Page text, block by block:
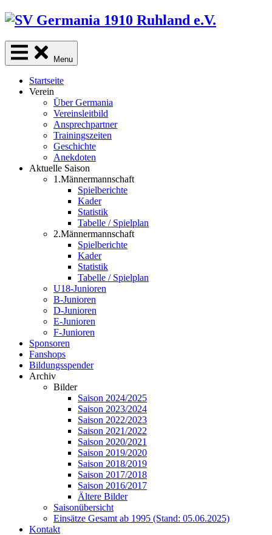
Skip
content
Menu
Startseite
Verein
Über Germania
Vereinsleitbild
Ansprechpartner
Trainingszeiten
Geschichte
Anekdoten
Aktuelle Saison
1.Männermannschaft
Spielberichte
Kader
Statistik
Tabelle / Spielplan
2.Männermannschaft
Spielberichte
Kader
Statistik
Tabelle / Spielplan
U18-Junioren
B-Junioren
D-Junioren
E-Junioren
F-Junioren
Sponsoren
Fanshops
Bildungsspender
Archiv
Bilder
Saison 2024/2025
Saison 2023/2024
Saison 2022/2023
Saison 2021/2022
Saison 2020/2021
Saison 2019/2020
Saison 2018/2019
Saison 2017/2018
Saison 2016/2017
Ältere Bilder
Saisonübersicht
Einsätze Gesamt ab 1995 (Stand: 05.06.2025)
Kontakt